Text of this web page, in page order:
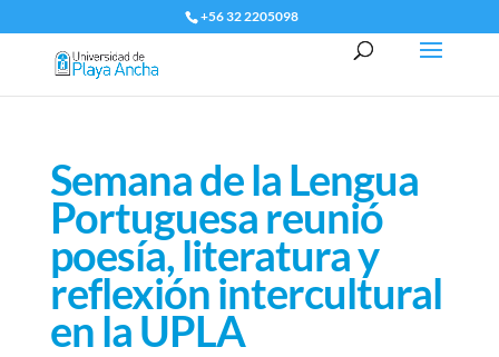
+56 32 2205098
Semana de la Lengua
Portuguesa reunió
poesía, literatura y
reflexión intercultural
en la UPLA